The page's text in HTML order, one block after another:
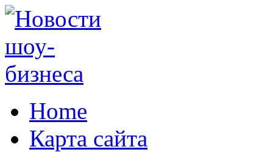
Home
Карта сайта